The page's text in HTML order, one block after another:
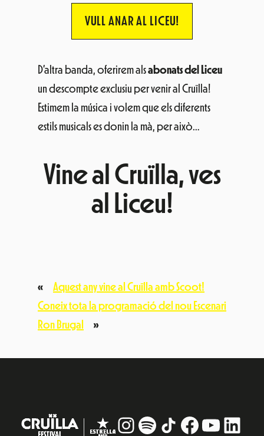
VULL ANAR AL LICEU!
D’altra banda, oferirem alsabonats del Liceu
un descompte exclusiu per venir al Cruïlla!
Estimem la música i volem que els diferents
estils musicals es donin la mà, per això…
Vine al Cruïlla, ves
al Liceu!
«
Aquest any vine al Cruïlla amb Scoot!
Coneix tota la programació del nou Escenari
Ron Brugal
»
Instagram
# TikTokFacebook